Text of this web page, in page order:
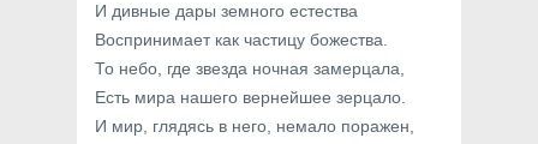
И дивные дары земного естества
Воспринимает как частицу божества.
То небо, где звезда ночная замерцала,
Есть мира нашего вернейшее зерцало.
И мир, глядясь в него, немало поражен,